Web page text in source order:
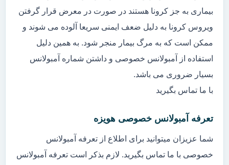
بیماری به جز کرونا هستند در صورت در معرض قرار گرفتن
ویروس کرونا به دلیل ضعف ایمنی سریعا آلوده می شوند و
ممکن است که به مرگ بیمار منجر شود. به همین دلیل
استفاده از آمبولانس خصوصی و داشتن شماره آمبولانس
بسیار ضروری می باشد.
با ما تماس بگیرید
تعرفه آمبولانس خصوصی هویزه
شما عزیزان میتوانید برای اطلاع از تعرفه آمبولانس
خصوصی با ما تماس بگیرید. لازم بذکر است تعرفه آمبولانس